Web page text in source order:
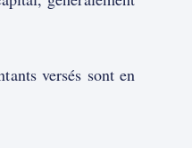
versés sont en